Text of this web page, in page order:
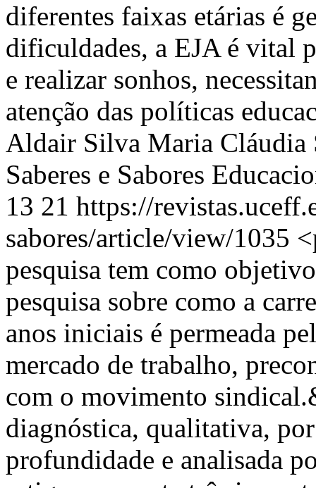
diferentes faixas etárias é
dificuldades, a EJA é vital
e realizar sonhos,
atenção das políticas
Aldair Silva Maria Cláudia
Saberes e Sabores
13 21 https://
sabores/article/view/1035
pesquisa tem como
pesquisa sobre como a
anos iniciais é permeada
mercado de trabalho,
com o movimento
diagnóstica, qualitativa,
profundidade e analisada